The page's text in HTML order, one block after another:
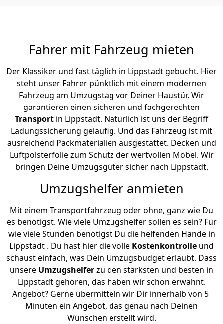
Fahrer mit Fahrzeug mieten
Der Klassiker und fast täglich in Lippstadt gebucht. Hier
steht unser Fahrer pünktlich mit einem modernen
Fahrzeug am Umzugstag vor Deiner Haustür. Wir
garantieren einen sicheren und fachgerechten
Transport in Lippstadt. Natürlich ist uns der Begriff
Ladungssicherung geläufig. Und das Fahrzeug ist mit
ausreichend Packmaterialien ausgestattet. Decken und
Luftpolsterfolie zum Schutz der wertvollen Möbel. Wir
bringen Deine Umzugsgüter sicher nach Lippstadt.
Umzugshelfer anmieten
Mit einem Transportfahrzeug oder ohne, ganz wie Du
es benötigst. Wie viele Umzugshelfer sollen es sein? Für
wie viele Stunden benötigst Du die helfenden Hände in
Lippstadt . Du hast hier die volle Kostenkontrolle und
schaust einfach, was Dein Umzugsbudget erlaubt. Dass
unsere Umzugshelferzu den stärksten und besten in
Lippstadt gehören, das haben wir schon erwähnt.
Angebot? Gerne übermitteln wir Dir innerhalb von 5
Minuten ein Angebot, das genau nach Deinen
Wünschen erstellt wird.